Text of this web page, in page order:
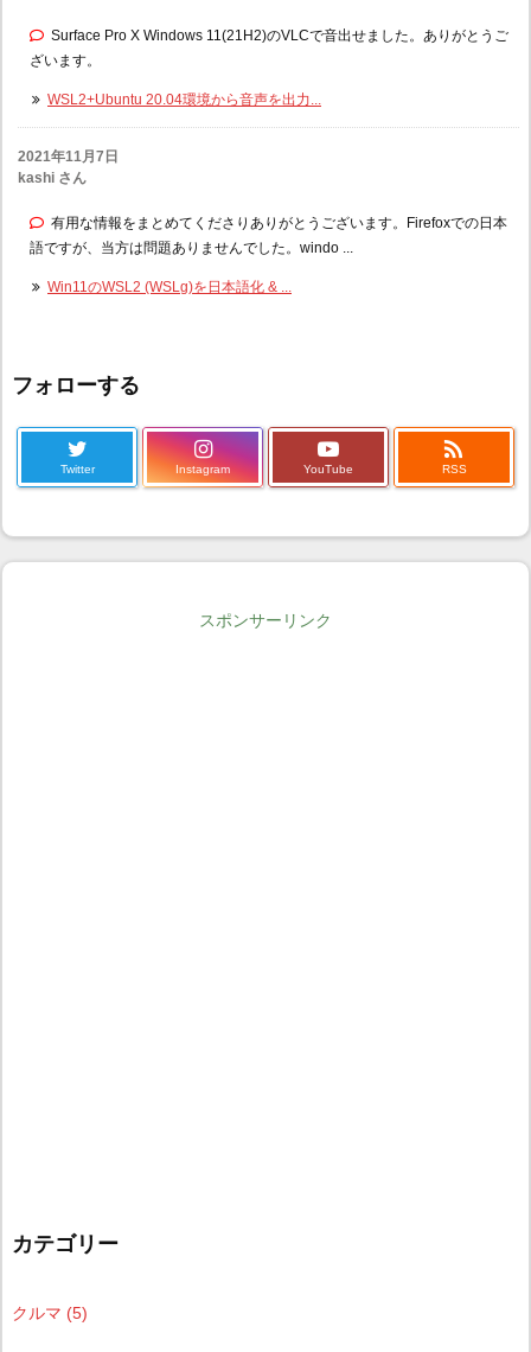
Surface Pro X Windows 11(21H2)のVLCで音出せました。ありがとうご
ざいます。
WSL2+Ubuntu 20.04環境から音声を出力...
2021年11月7日
kashi さん
有用な情報をまとめてくださりありがとうございます。Firefoxでの日本
語ですが、当方は問題ありませんでした。windo ...
Win11のWSL2 (WSLg)を日本語化 & ...
フォローする
Twitter Instagram YouTube

RSS
スポンサーリンク
カテゴリー
クルマ (5)